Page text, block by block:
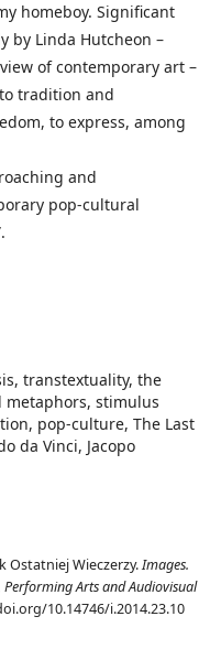
transtextuality the
metaphors stimulus
pop-culture The Last
da Vinci Jacopo
Ostatniej Wieczerzy.Images.
Arts and Audiovisual
10.14746/i.2014.23.10
homeboy. Significant
by Linda Hutcheon –
of contemporary art –
tradition and
to express, among
and
pop-cultural